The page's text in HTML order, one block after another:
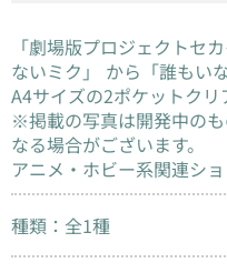
「劇場版プロジェクト
ないミク」 から「誰もい
A4サイズの2ポケットクリ
※掲載の写真は開発中の
なる場合がございます。
アニメ・ホビー系関連シ
種類：全1種